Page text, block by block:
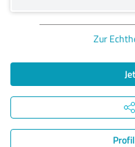
Zur